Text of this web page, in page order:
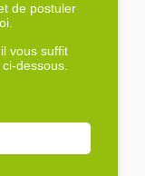
de postuler
vous suffit
dessous.